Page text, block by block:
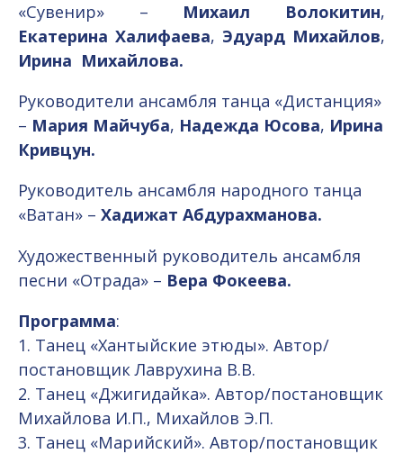
«Сувенир» – Михаил Волокитин,
Екатерина Халифаева, Эдуард Михайлов,
Ирина Михайлова.
Руководители ансамбля танца «Дистанция»
– Мария Майчуба, Надежда Юсова, Ирина
Кривцун.
Руководитель ансамбля народного танца
«Ватан» – Хадижат Абдурахманова.
Художественный руководитель ансамбля
песни «Отрада» – Вера Фокеева.
Программа:
1. Танец «Хантыйские этюды». Автор/
постановщик Лаврухина В.В.
2. Танец «Джигидайка». Автор/постановщик
Михайлова И.П., Михайлов Э.П.
3. Танец «Марийский». Автор/постановщик